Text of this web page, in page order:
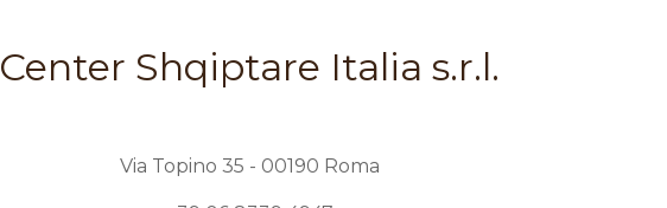
Center Shqiptare Italia s.r.l.
Via Topino 35 - 00190 Roma